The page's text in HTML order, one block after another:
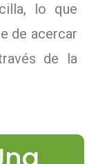
lo que
de acercar
de la